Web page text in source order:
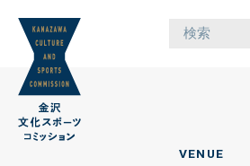
VENUE